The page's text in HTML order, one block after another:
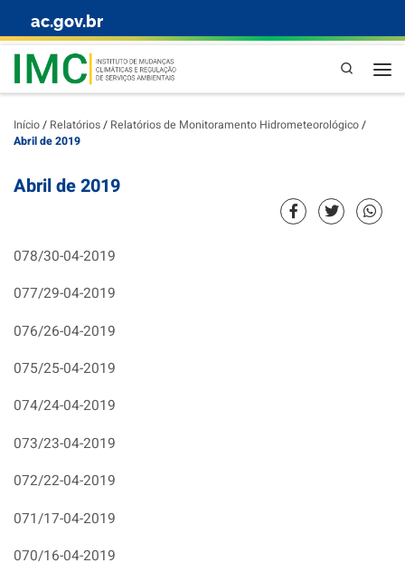
Skip to content
ac.gov.br
Pesquisa
Início/ Relatórios/ Relatórios de Monitoramento Hidrometeorológico/
Abril de 2019
Abril de 2019
078/30-04-2019
077/29-04-2019
076/26-04-2019
075/25-04-2019
074/24-04-2019
073/23-04-2019
072/22-04-2019
071/17-04-2019
070/16-04-2019